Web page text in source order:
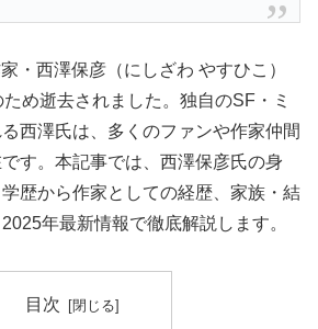
・西澤保彦（にしざわ やすひこ）
め逝去されました。独自のSF・ミ
西澤氏は、多くのファンや作家仲間
す。本記事では、西澤保彦氏の身
歴から作家としての経歴、家族・結
年最新情報で徹底解説します。
目次